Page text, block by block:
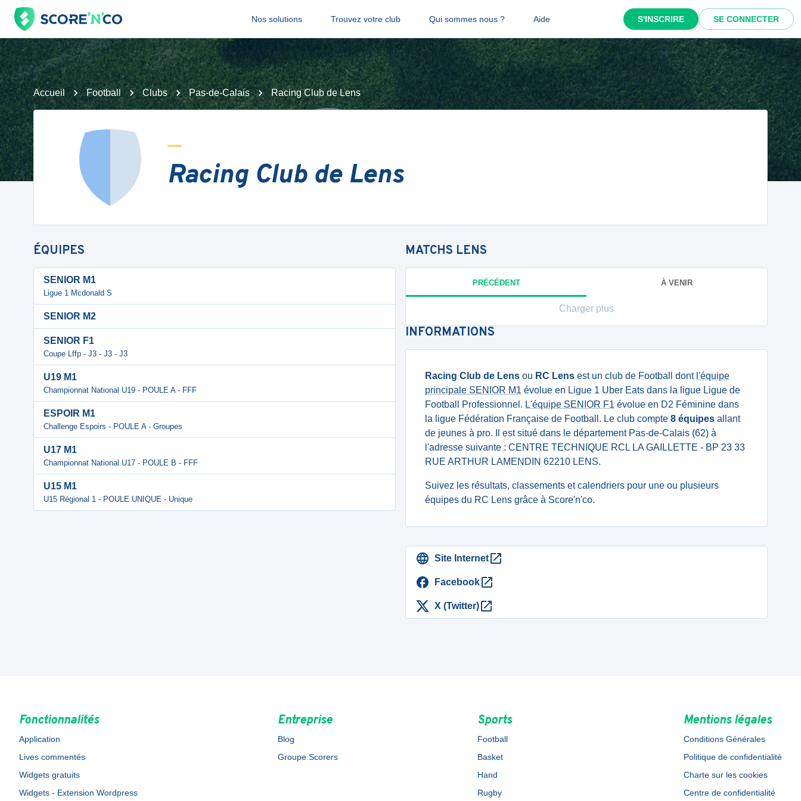
Nos solutions Trouvez votre club Qui sommes nous ? Aide S'INSCRIRE SE CONNECTER
Accueil Football Clubs Pas-de-Calais Racing Club de Lens
Racing Club de Lens
ÉQUIPES
SENIOR M1
Ligue 1 Mcdonald S
SENIOR M2
SENIOR F1
Coupe Lffp - J3 - J3 - J3
U19 M1
Championnat National U19 - POULE A - FFF
ESPOIR M1
Challenge Espoirs - POULE A - Groupes
U17 M1
Championnat National U17 - POULE B - FFF
U15 M1
U15 Régional 1 - POULE UNIQUE - Unique
MATCHS LENS
PRÉCÉDENT À VENIR
Charger plus
INFORMATIONS
Racing Club de Lens ou RC Lens est un club de Football dont l'équipe
principale SENIOR M1 évolue en Ligue 1 Uber Eats dans la ligue Ligue de
Football Professionnel. L'équipe SENIOR F1 évolue en D2 Féminine dans
la ligue Fédération Française de Football. Le club compte 8 équipes allant
de jeunes à pro. Il est situé dans le département Pas-de-Calais (62) à
l'adresse suivante : CENTRE TECHNIQUE RCL LA GAILLETTE - BP 23 33
RUE ARTHUR LAMENDIN 62210 LENS.
Suivez les résultats, classements et calendriers pour une ou plusieurs
équipes du RC Lens grâce à Score'n'co.
Site Internet
Facebook
X (Twitter)
Fonctionnalités
Application
Lives commentés
Widgets gratuits
Widgets - Extension Wordpress
Entreprise
Blog
Groupe Scorers
Sports
Football
Basket
Hand
Rugby
Mentions légales
Conditions Générales
Politique de confidentialité
Charte sur les cookies
Centre de confidentialité